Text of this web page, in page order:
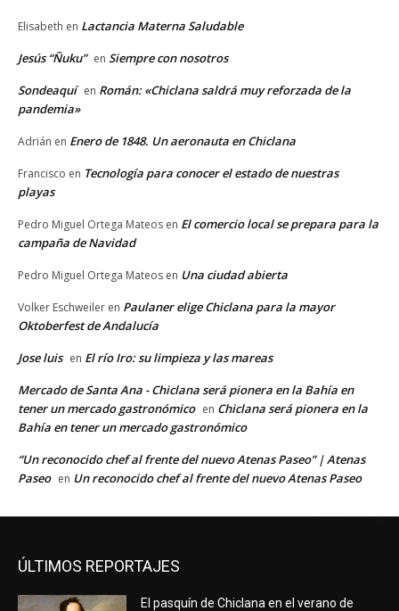
Elisabeth en Lactancia Materna Saludable
Jesús “Ñuku” en Siempre con nosotros
Sondeaquí en Román: «Chiclana saldrá muy reforzada de la
pandemia»
Adrián en Enero de 1848. Un aeronauta en Chiclana
Francisco en Tecnología para conocer el estado de nuestras
playas
Pedro Miguel Ortega Mateos en El comercio local se prepara para la
campaña de Navidad
Pedro Miguel Ortega Mateos en Una ciudad abierta
Volker Eschweiler en Paulaner elige Chiclana para la mayor
Oktoberfest de Andalucía
Jose luis en El río Iro: su limpieza y las mareas
Mercado de Santa Ana - Chiclana será pionera en la Bahía en
tener un mercado gastronómico en Chiclana será pionera en la
Bahía en tener un mercado gastronómico
“Un reconocido chef al frente del nuevo Atenas Paseo” | Atenas
Paseo en Un reconocido chef al frente del nuevo Atenas Paseo
ÚLTIMOS REPORTAJES
El pasquín de Chiclana en el verano de